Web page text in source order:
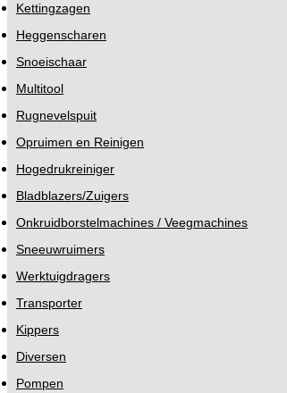
Kettingzagen
Heggenscharen
Snoeischaar
Multitool
Rugnevelspuit
Opruimen en Reinigen
Hogedrukreiniger
Bladblazers/Zuigers
Onkruidborstelmachines / Veegmachines
Sneeuwruimers
Werktuigdragers
Transporter
Kippers
Diversen
Pompen